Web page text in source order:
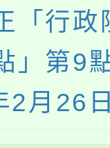
「行政
」第9
2月26